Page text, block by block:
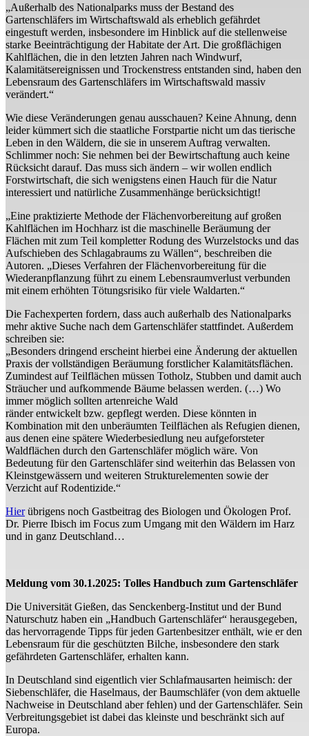
„Außerhalb des Nationalparks muss der Bestand des
Gartenschläfers im Wirtschaftswald als erheblich gefährdet
eingestuft werden, insbesondere im Hinblick auf die stellenweise
starke Beeinträchtigung der Habitate der Art. Die großflächigen
Kahlflächen, die in den letzten Jahren nach Windwurf,
Kalamitätsereignissen und Trockenstress entstanden sind, haben den
Lebensraum des Gartenschläfers im Wirtschaftswald massiv
verändert.“
Wie diese Veränderungen genau ausschauen? Keine Ahnung, denn
leider kümmert sich die staatliche Forstpartie nicht um das tierische
Leben in den Wäldern, die sie in unserem Auftrag verwalten.
Schlimmer noch: Sie nehmen bei der Bewirtschaftung auch keine
Rücksicht darauf. Das muss sich ändern – wir wollen endlich
Forstwirtschaft, die sich wenigstens einen Hauch für die Natur
interessiert und natürliche Zusammenhänge berücksichtigt!
„Eine praktizierte Methode der Flächenvorbereitung auf großen
Kahlflächen im Hochharz ist die maschinelle Beräumung der
Flächen mit zum Teil kompletter Rodung des Wurzelstocks und das
Aufschieben des Schlagabraums zu Wällen“, beschreiben die
Autoren. „Dieses Verfahren der Flächenvorbereitung für die
Wiederanpflanzung führt zu einem Lebensraumverlust verbunden
mit einem erhöhten Tötungsrisiko für viele Waldarten.“
Die Fachexperten fordern, dass auch außerhalb des Nationalparks
mehr aktive Suche nach dem Gartenschläfer stattfindet. Außerdem
schreiben sie:
„Besonders dringend erscheint hierbei eine Änderung der aktuellen
Praxis der vollständigen Beräumung forstlicher Kalamitätsflächen.
Zumindest auf Teilflächen müssen Totholz, Stubben und damit auch
Sträucher und aufkommende Bäume belassen werden. (…) Wo
immer möglich sollten artenreiche Wald
ränder entwickelt bzw. gepflegt werden. Diese könnten in
Kombination mit den unberäumten Teilflächen als Refugien dienen,
aus denen eine spätere Wiederbesiedlung neu aufgeforsteter
Waldflächen durch den Gartenschläfer möglich wäre. Von
Bedeutung für den Gartenschläfer sind weiterhin das Belassen von
Kleinstgewässern und weiteren Strukturelementen sowie der
Verzicht auf Rodentizide.“
Hierübrigens noch Gastbeitrag des Biologen und Ökologen Prof.
Dr. Pierre Ibisch im Focus zum Umgang mit den Wäldern im Harz
und in ganz Deutschland…
Meldung vom 30.1.2025: Tolles Handbuch zum Gartenschläfer
Die Universität Gießen, das Senckenberg-Institut und der Bund
Naturschutz haben ein „Handbuch Gartenschläfer“ herausgegeben,
das hervorragende Tipps für jeden Gartenbesitzer enthält, wie er den
Lebensraum für die geschützten Bilche, insbesondere den stark
gefährdeten Gartenschläfer, erhalten kann.
In Deutschland sind eigentlich vier Schlafmausarten heimisch: der
Siebenschläfer, die Haselmaus, der Baumschläfer (von dem aktuelle
Nachweise in Deutschland aber fehlen) und der Gartenschläfer. Sein
Verbreitungsgebiet ist dabei das kleinste und beschränkt sich auf
Europa.